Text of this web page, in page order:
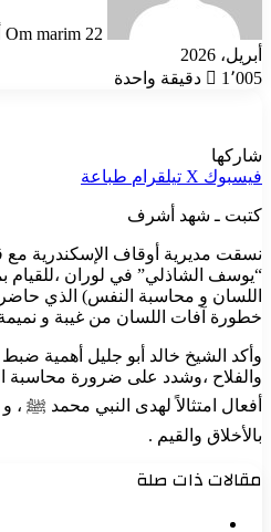
Om marim 22 أبريل، 2026
أبريل، 2026
1٬005
دقيقة واحدة
شاركها
فيسبوك ‫X تيلقرام طباعة
كتبت ـ شهد أشرف
“يوسف الشاذلي” في لوران ،للقيام
اللسان و محاسبة النفس) الذي
خطورة آفات اللسان من غيبة و
وأكد الشيخ خالد أبو جليل أهمية
والفلاح ،وشدد على ضرورة
أفعال امتثالاً لهدى النبي محمد ﷺ ،
بالأخلاق والقيم .
مقالات ذات صلة